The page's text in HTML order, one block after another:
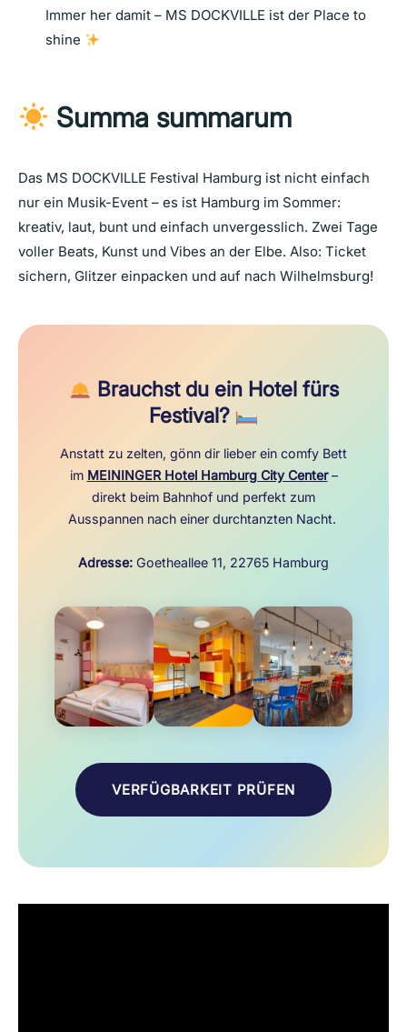
Immer her damit – MS DOCKVILLE ist der Place to
shine
Summa summarum
Das MS DOCKVILLE Festival Hamburg ist nicht einfach
nur ein Musik-Event – es ist Hamburg im Sommer:
kreativ, laut, bunt und einfach unvergesslich. Zwei Tage
voller Beats, Kunst und Vibes an der Elbe. Also: Ticket
sichern, Glitzer einpacken und auf nach Wilhelmsburg!
Brauchst du ein Hotel fürs
Festival?
Anstatt zu zelten, gönn dir lieber ein comfy Bett
im MEININGER Hotel Hamburg City Center–
direkt beim Bahnhof und perfekt zum
Ausspannen nach einer durchtanzten Nacht.
Adresse: Goetheallee 11, 22765 Hamburg
VERFÜGBARKEIT PRÜFEN